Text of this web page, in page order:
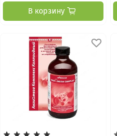
В корзину